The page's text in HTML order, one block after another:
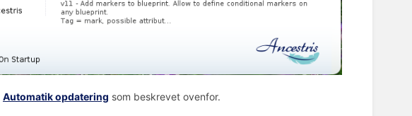
Automatik opdatering som beskrevet ovenfor.